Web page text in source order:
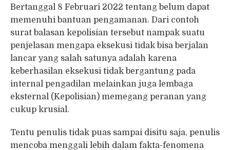
Bertanggal 8 Februari 2022 tentang belum dapat
memenuhi bantuan pengamanan. Dari contoh
surat balasan kepolisian tersebut nampak suatu
penjelasan mengapa eksekusi tidak bisa berjalan
lancar yang salah satunya adalah karena
keberhasilan eksekusi tidak bergantung pada
internal pengadilan melainkan juga lembaga
eksternal (Kepolisian) memegang peranan yang
cukup krusial.
Tentu penulis tidak puas sampai disitu saja, penulis
mencoba menggali lebih dalam fakta-fenomena